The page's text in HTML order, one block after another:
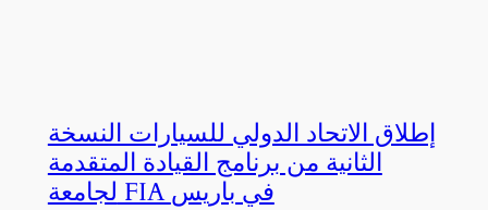
إطلاق الاتحاد الدولي للسيارات النسخة
الثانية من برنامج القيادة المتقدمة
لجامعة FIA في باريس